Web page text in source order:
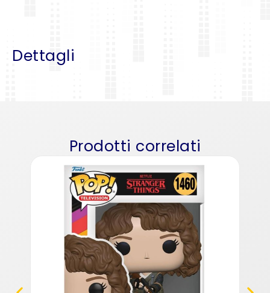
Dettagli
Prodotti correlati